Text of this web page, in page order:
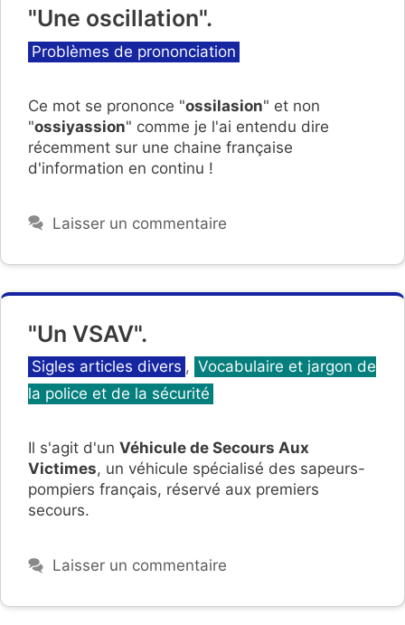
"Une oscillation".
Catégories
Problèmes de prononciation
Ce mot se prononce "ossilasion" et non
"ossiyassion" comme je l'ai entendu dire
récemment sur une chaine française
d'information en continu !
Laisser un commentaire
"Un VSAV".
Catégories
Sigles articles divers , Vocabulaire et jargon de
la police et de la sécurité
Il s'agit d'un Véhicule de Secours Aux
Victimes, un véhicule spécialisé des sapeurs-
pompiers français, réservé aux premiers
secours.
Laisser un commentaire